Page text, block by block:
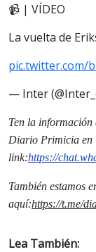
📹 | VÍDEO
La vuelta de
pic.twitter.com/
— Inter
Ten la información
Diario Primicia en
link:https://
También estamos
aquí:https://t.me/
Lea También: